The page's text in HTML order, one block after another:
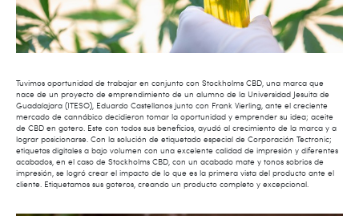
Tuvimos oportunidad de trabajar en conjunto con Stockholms CBD, una marca que
nace de un proyecto de emprendimiento de un alumno de la Universidad Jesuita de
Guadalajara (ITESO), Eduardo Castellanos junto con Frank Vierling, ante el creciente
mercado de cannábico decidieron tomar la oportunidad y emprender su idea; aceite
de CBD en gotero. Este con todos sus beneficios, ayudó al crecimiento de la marca y a
lograr posicionarse. Con la solución de etiquetado especial de Corporación Tectronic;
etiquetas digitales a bajo volumen con una excelente calidad de impresión y diferentes
acabados, en el caso de Stockholms CBD, con un acabado mate y tonos sobrios de
impresión, se logró crear el impacto de lo que es la primera vista del producto ante el
cliente. Etiquetamos sus goteros, creando un producto completo y excepcional.